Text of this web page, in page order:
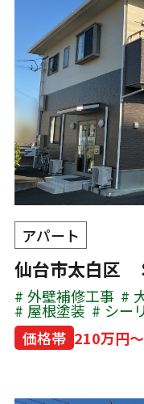
アパート
仙台市太白区
外壁補修工事
屋根塗装 シー
価格帯 210万円～